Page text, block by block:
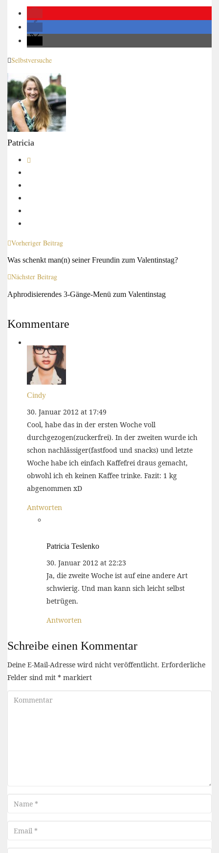
Selbstversuche
Patricia
Vorheriger Beitrag
Was schenkt man(n) seiner Freundin zum Valentinstag?
Nächster Beitrag
Aphrodisierendes 3-Gänge-Menü zum Valentinstag
Kommentare
Cindy
30. Januar 2012 at 17:49
Cool, habe das in der ersten Woche voll
durchgezogen(zuckerfrei). In der zweiten wurde ich
schon nachlässiger(fastfood und snacks) und letzte
Woche habe ich einfach Kaffefrei draus gemacht,
obwohl ich eh keinen Kaffee trinke. Fazit: 1 kg
abgenommen xD
Antworten
Patricia Teslenko
30. Januar 2012 at 22:23
Ja, die zweite Woche ist auf eine andere Art
schwierig. Und man kann sich leicht selbst
betrügen.
Antworten
Schreibe einen Kommentar
Deine E-Mail-Adresse wird nicht veröffentlicht. Erforderliche
Felder sind mit * markiert
Kommentar
Name
Email